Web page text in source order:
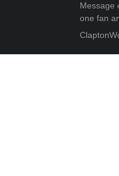
Message
one fan